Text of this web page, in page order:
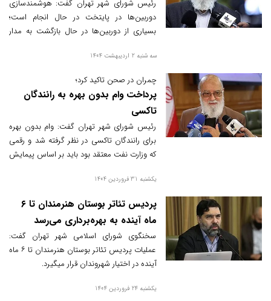
رئیس شورای شهر تهران گفت: هوشمندسازی
دوربین‌ها در پایتخت در حال انجام است؛
بسیاری از دوربین‌ها در حال بازگشت به مدار
سه شنبه 2 اردیبهشت 1404
چمران در صحن تاکید کرد؛
پرداخت وام بدون بهره به رانندگان
تاکسی
رئیس شورای شهر تهران گفت: وام بدون بهره
برای رانندگان تاکسی در نظر گرفته شد و رقمی
که وزارت نفت معتقد بود باید بر اساس پیمایش
پرداخت می‌کنند.
یکشنبه 31 فروردین 1404
پردیس تئاتر بوستان هنرمندان تا ۶
ماه آینده به بهره‌برداری می‌رسد
سخنگوی شورای اسلامی شهر تهران گفت:
عملیات پردیس تئاتر بوستان هنرمندان تا ۶ ماه
آینده در اختیار شهروندان قرار میگیرد.
یکشنبه 24 فروردین 1404